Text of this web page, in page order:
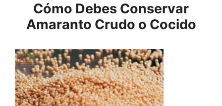
Cómo Debes Conservar
Amaranto Crudo o Cocido